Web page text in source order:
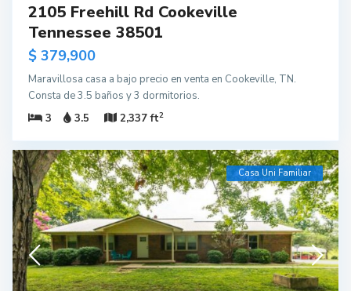
2105 Freehill Rd Cookeville
Tennessee 38501
$ 379,900
Maravillosa casa a bajo precio en venta en Cookeville, TN.
Consta de 3.5 baños y 3 dormitorios.
3
3.5 2,337 ft2
Casa Uni Familiar